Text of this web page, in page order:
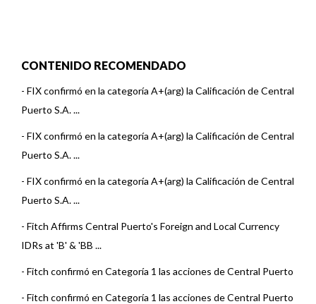
CONTENIDO RECOMENDADO
- FIX confirmó en la categoría A+(arg) la Calificación de Central
Puerto S.A. ...
- FIX confirmó en la categoría A+(arg) la Calificación de Central
Puerto S.A. ...
- FIX confirmó en la categoría A+(arg) la Calificación de Central
Puerto S.A. ...
- Fitch Affirms Central Puerto's Foreign and Local Currency
IDRs at 'B' & 'BB ...
- Fitch confirmó en Categoría 1 las acciones de Central Puerto
- Fitch confirmó en Categoría 1 las acciones de Central Puerto